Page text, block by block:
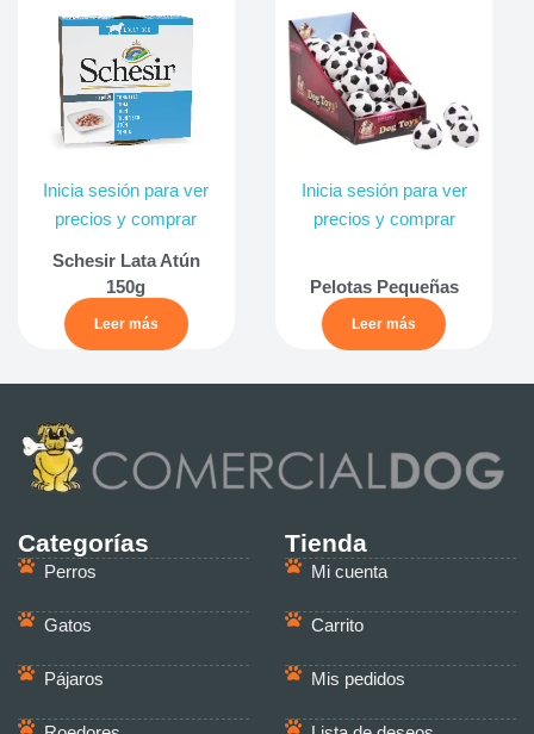
Inicia sesión para ver
precios y comprar
Schesir Lata Atún
150g
Leer más
Inicia sesión para ver
precios y comprar
Pelotas Pequeñas
Leer más
Categorías
Perros
Gatos
Pájaros
Tienda
Mi cuenta
Carrito
Mis pedidos